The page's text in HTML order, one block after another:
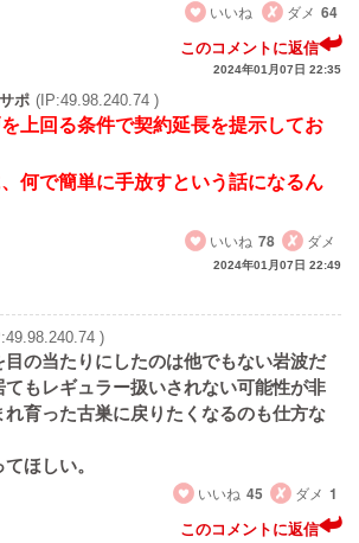
いいね ダメ 64
このコメントに返信
2024年01月07日 22:35
ポ (IP:49.98.240.74 )
を上回る条件で契約延長を提示してお
何で簡単に手放すという話になるん
いいね 78 ダメ
2024年01月07日 22:49
)
の当たりにしたのは他でもない岩波だ
もレギュラー扱いされない可能性が非
育った古巣に戻りたくなるのも仕方な
ほしい。
いいね 45 ダメ 1
このコメントに返信